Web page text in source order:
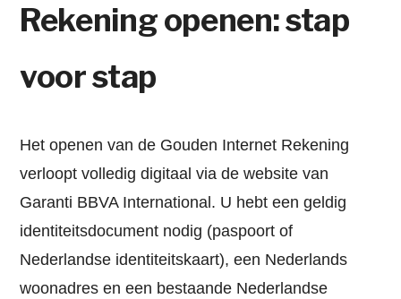
Rekening openen: stap
voor stap
Het openen van de Gouden Internet Rekening
verloopt volledig digitaal via de website van
Garanti BBVA International. U hebt een geldig
identiteitsdocument nodig (paspoort of
Nederlandse identiteitskaart), een Nederlands
woonadres en een bestaande Nederlandse